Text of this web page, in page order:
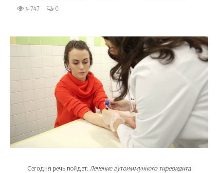
4 747
0
Сегодня речь пойдет: Лечение аутоиммунного тиреоидита